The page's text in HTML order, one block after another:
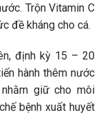
Trộn Vitamin C
đề kháng cho cá.
định kỳ 15 – 20
hành thêm nước
giữ cho môi
bệnh xuất huyết